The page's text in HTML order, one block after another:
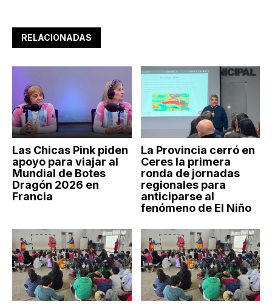
RELACIONADAS
Las Chicas Pink piden
apoyo para viajar al
Mundial de Botes
Dragón 2026 en
Francia
La Provincia cerró en
Ceres la primera
ronda de jornadas
regionales para
anticiparse al
fenómeno de El Niño